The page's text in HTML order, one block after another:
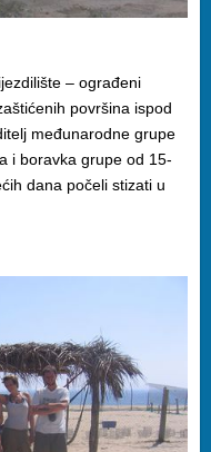
– ograđeni
površina ispod
međunarodne grupe
i boravka grupe od 15-
dana počeli stizati u